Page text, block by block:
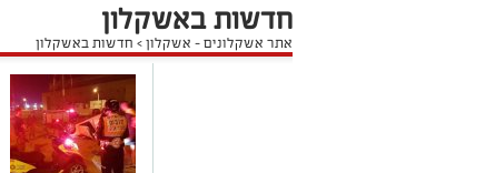
חדשות באשקלון
אתר אשקלונים - אשקלון> חדשות באשקלון